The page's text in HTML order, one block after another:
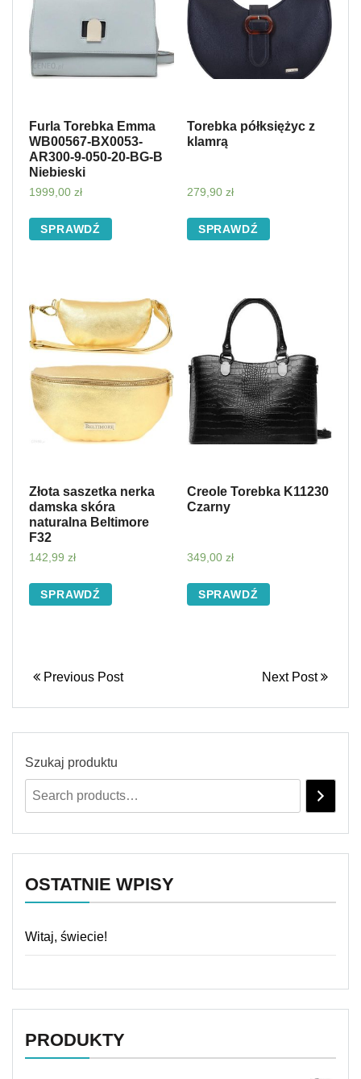
Furla Torebka Emma
WB00567-BX0053-
AR300-9-050-20-BG-B
Niebieski
1999,00 zł
SPRAWDŹ
Torebka półksiężyc z
klamrą
279,90 zł
SPRAWDŹ
Złota saszetka nerka
damska skóra
naturalna Beltimore
F32
142,99 zł
SPRAWDŹ
Creole Torebka K11230
Czarny
349,00 zł
SPRAWDŹ
Previous Post Next Post
Szukaj produktu
OSTATNIE WPISY
Witaj, świecie!
PRODUKTY